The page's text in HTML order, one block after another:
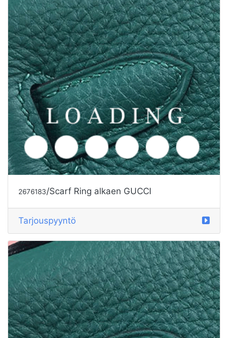
2676183/Scarf Ring alkaen GUCCI
Tarjouspyyntö